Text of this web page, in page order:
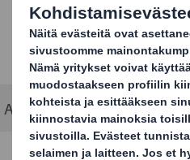
Aiempi versio ylempänä,